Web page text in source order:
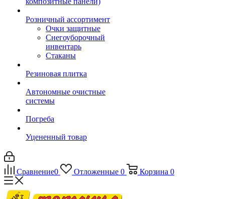
Розничный ассортимент
Очки защитные
Снегоуборочный
инвентарь
Стаканы
Резиновая плитка
Автономные очистные
системы
Погреба
Уцененный товар
Сравнение0 Отложенные 0 Корзина 0